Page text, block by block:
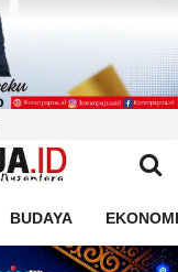
BUDAYA EKONOMI